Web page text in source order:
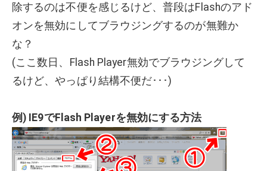
除するのは不便を感じるけど、普段はFlashのアド
オンを無効にしてブラウジングするのが無難か
な？
(ここ数日、Flash Player無効でブラウジングして
るけど、やっぱり結構不便だ･･･)
例) IE9でFlash Playerを無効にする方法